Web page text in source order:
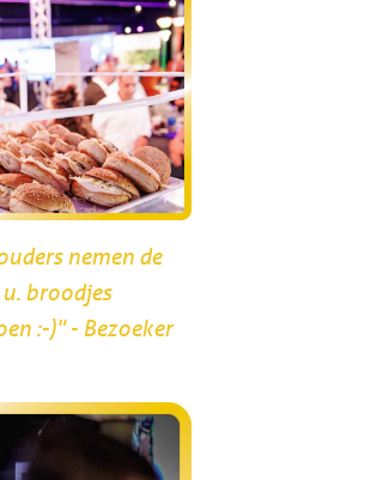
nemen de
broodjes
:-)" - Bezoeker